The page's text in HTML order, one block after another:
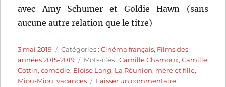
avec Amy Schumer et Goldie Hawn (sans
aucune autre relation que le titre)
Publié
le
3 mai 2019 Catégories
Catégories :Cinéma français, Films des
années 2015-2019
Étiquettes
Mots-clés :Camille Chamoux,Camille
Cottin,comédie, Eloïse Lang, La Réunion, mère et fille,
Miou-Miou,vacances Laisser un commentairesur